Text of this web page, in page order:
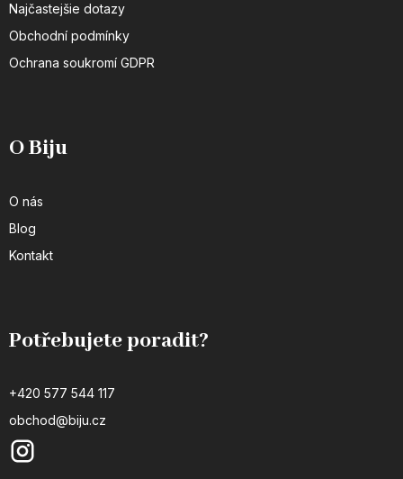
Najčastejšie dotazy
Obchodní podmínky
Ochrana soukromí GDPR
O Biju
O nás
Blog
Kontakt
Potřebujete poradit?
+420 577 544 117
obchod@biju.cz